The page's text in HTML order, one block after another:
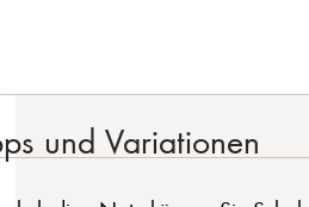
und Variationen